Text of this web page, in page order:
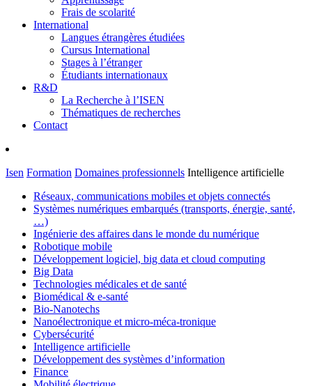
Frais de scolarité
International
Langues étrangères étudiées
Cursus International
Stages à l’étranger
Étudiants internationaux
R&D
La Recherche à l’ISEN
Thématiques de recherches
Contact
Isen Formation Domaines professionnels Intelligence artificielle
Réseaux, communications mobiles et objets connectés
Systèmes numériques embarqués (transports, énergie, santé,
…)
Ingénierie des affaires dans le monde du numérique
Robotique mobile
Développement logiciel, big data et cloud computing
Big Data
Technologies médicales et de santé
Biomédical & e-santé
Bio-Nanotechs
Nanoélectronique et micro-méca-tronique
Cybersécurité
Intelligence artificielle
Développement des systèmes d’information
Finance